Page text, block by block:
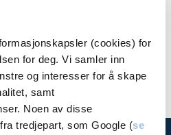
(cookies) for
for deg. Vi samler inn
og interesser for å skape
samt
Noen av disse
tredjepart, som Google (se